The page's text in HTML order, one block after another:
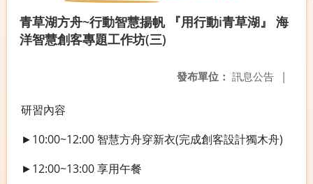
青草湖方舟~行動智慧揚帆 『用行動i青草湖』 海
洋智慧創客專題工作坊(三)
發布單位： 訊息公告 |
研習內容
►10:00~12:00 智慧方舟穿新衣(完成創客設計獨木舟)
►12:00~13:00 享用午餐